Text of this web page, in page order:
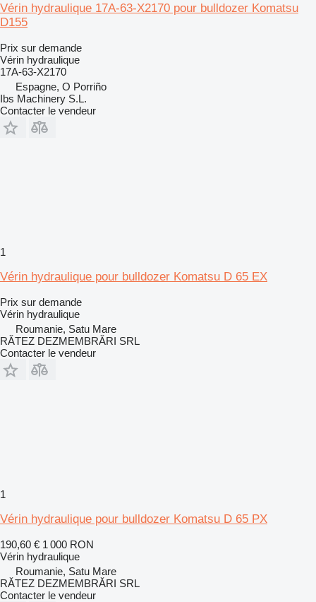
Vérin hydraulique 17A-63-X2170 pour bulldozer Komatsu
D155
Prix sur demande
Vérin hydraulique
17A-63-X2170
Espagne, O Porriño
Ibs Machinery S.L.
Contacter le vendeur
1
Vérin hydraulique pour bulldozer Komatsu D 65 EX
Prix sur demande
Vérin hydraulique
Roumanie, Satu Mare
RĂTEZ DEZMEMBRĂRI SRL
Contacter le vendeur
1
Vérin hydraulique pour bulldozer Komatsu D 65 PX
190,60 € 1 000 RON
Vérin hydraulique
Roumanie, Satu Mare
RĂTEZ DEZMEMBRĂRI SRL
Contacter le vendeur